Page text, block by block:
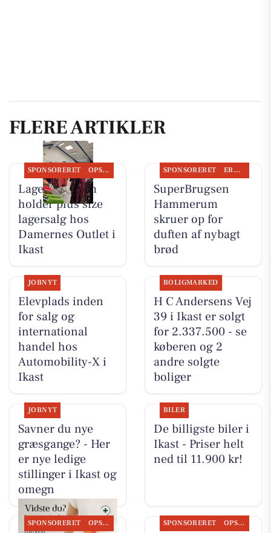
FLERE ARTIKLER
SPONSORERET OPSLAGSTAVLEN
Lagersalg.com
holder plus size
lagersalg hos
Damernes Outlet i
Ikast
SPONSORERET ERHVERV
SuperBrugsen
Hammerum
skruer op for
duften af nybagt
brød
JOBNYT
Elevplads inden
for salg og
international
handel hos
Automobility-X i
Ikast
BOLIGMARKED
H C Andersens Vej
39 i Ikast er solgt
for 2.337.500 - se
køberen og 2
andre solgte
boliger
JOBNYT
Savner du nye
græsgange? - Her
er nye ledige
stillinger i Ikast og
omegn
BILER
De billigste biler i
Ikast - Priser helt
ned til 11.900 kr!
SPONSORERET OPSLAGSTAVLEN SPONSORERET OPSLAGSTAVLEN